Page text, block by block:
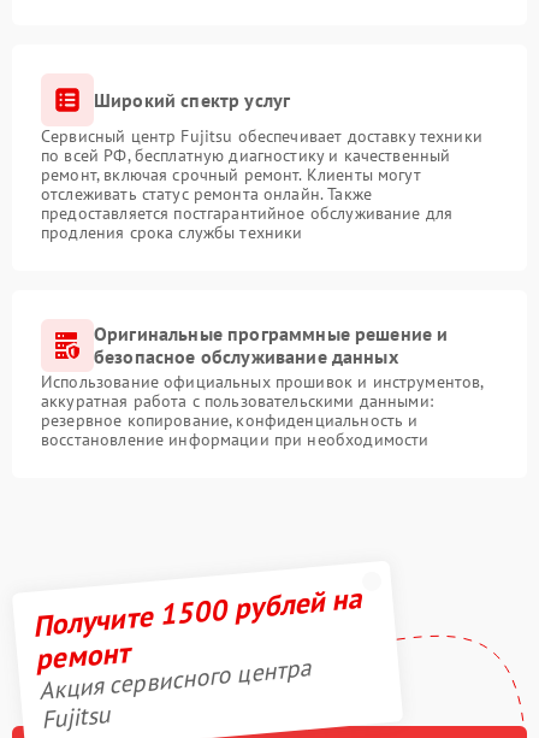
Широкий спектр услуг
Сервисный центр Fujitsu обеспечивает доставку техники
по всей РФ, бесплатную диагностику и качественный
ремонт, включая срочный ремонт. Клиенты могут
отслеживать статус ремонта онлайн. Также
предоставляется постгарантийное обслуживание для
продления срока службы техники
Оригинальные программные решение и
безопасное обслуживание данных
Использование официальных прошивок и инструментов,
аккуратная работа с пользовательскими данными:
резервное копирование, конфиденциальность и
восстановление информации при необходимости
Получите 1500 рублей на
ремонт
Акция сервисного центра
Fujitsu